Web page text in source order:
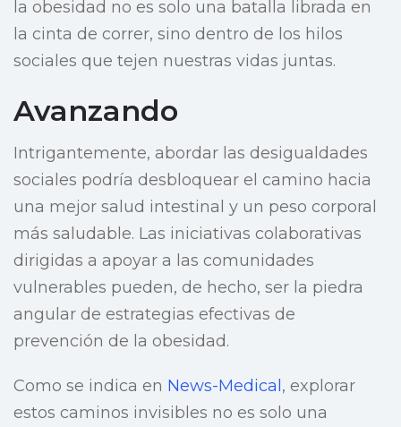
la obesidad no es solo una batalla librada en
la cinta de correr, sino dentro de los hilos
sociales que tejen nuestras vidas juntas.
Avanzando
Intrigantemente, abordar las desigualdades
sociales podría desbloquear el camino hacia
una mejor salud intestinal y un peso corporal
más saludable. Las iniciativas colaborativas
dirigidas a apoyar a las comunidades
vulnerables pueden, de hecho, ser la piedra
angular de estrategias efectivas de
prevención de la obesidad.
Como se indica en News-Medical , explorar
estos caminos invisibles no es solo una